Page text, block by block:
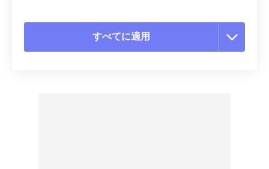
すべてに適用